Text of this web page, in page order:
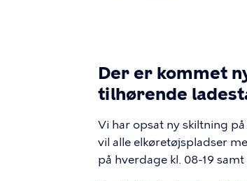
Der er kommet
tilhørende
Vi har opsat ny skiltning
vil alle elkøretøjspladser
på hverdage kl. 08-19